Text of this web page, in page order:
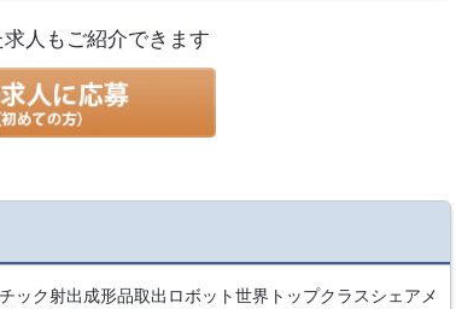
人もご紹介できます
ック射出成形品取出ロボット世界トップクラスシェアメ